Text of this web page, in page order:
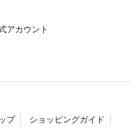
アカウント
プ ショッピングガイド